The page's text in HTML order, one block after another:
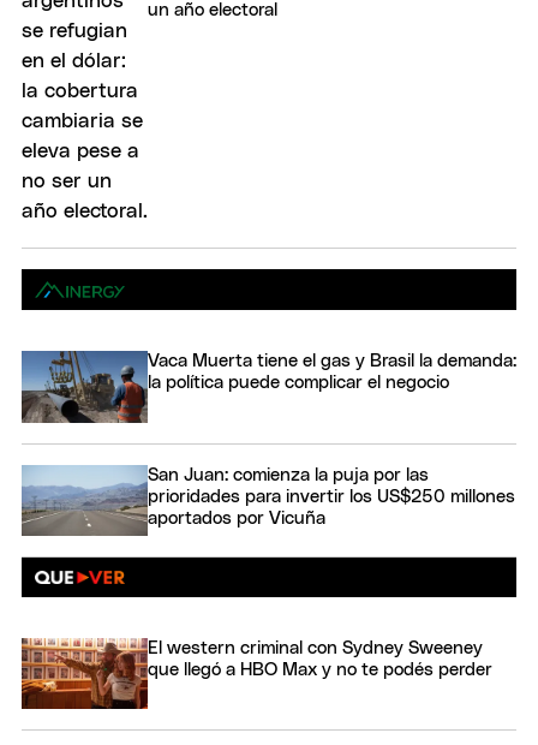
un año electoral
Vaca Muerta tiene el gas y Brasil la demanda:
la política puede complicar el negocio
San Juan: comienza la puja por las
prioridades para invertir los US$250 millones
aportados por Vicuña
El western criminal con Sydney Sweeney
que llegó a HBO Max y no te podés perder